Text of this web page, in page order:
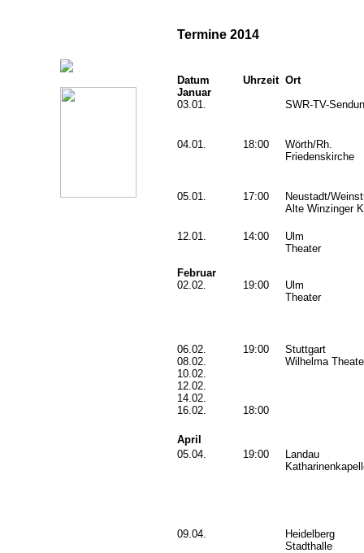
Termine 2014
Datum Uhrzeit Ort
Januar
03.01.
SWR-TV-
04.01. 18:00
Wörth/Rh.
Friedenskirche
05.01. 17:00
Neustadt/
Alte Winzinger
12.01. 14:00
Ulm
Theater
Februar
02.02.
19:00
Ulm
Theater
06.02.
08.02.
10.02.
12.02.
14.02.
16.02.
19:00
18:00
Stuttgart
Wilhelma
April
05.04.
19:00
Landau
09.04.
Heidelberg
Stadthalle